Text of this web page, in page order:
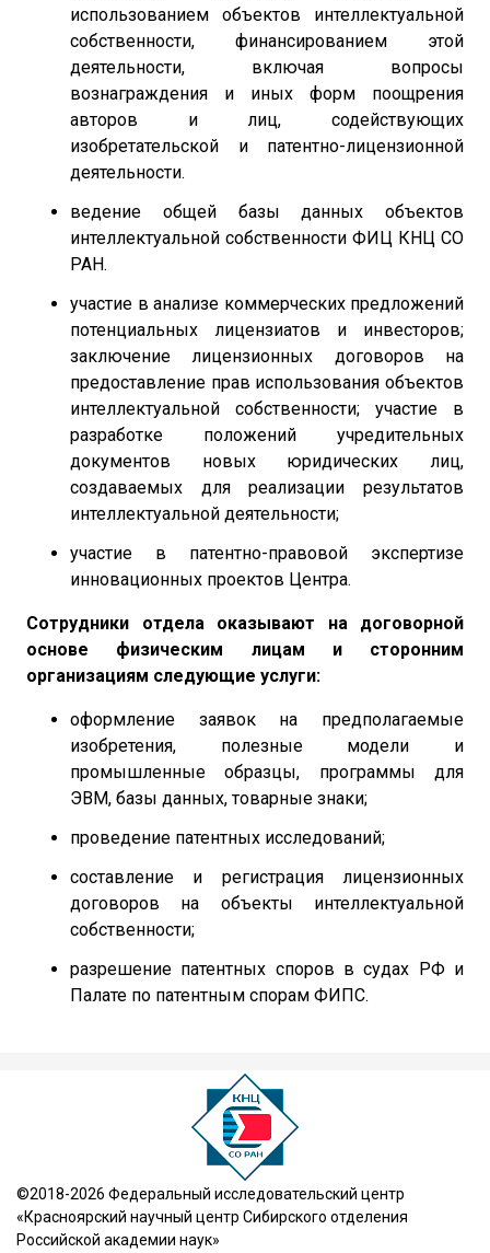
использованием объектов интеллектуальной
собственности, финансированием этой
деятельности, включая вопросы
вознаграждения и иных форм поощрения
авторов и лиц, содействующих
изобретательской и патентно-лицензионной
деятельности.
ведение общей базы данных объектов
интеллектуальной собственности ФИЦ КНЦ СО
РАН.
участие в анализе коммерческих предложений
потенциальных лицензиатов и инвесторов;
заключение лицензионных договоров на
предоставление прав использования объектов
интеллектуальной собственности; участие в
разработке положений учредительных
документов новых юридических лиц,
создаваемых для реализации результатов
интеллектуальной деятельности;
участие в патентно-правовой экспертизе
инновационных проектов Центра.
Сотрудники отдела оказывают на договорной
основе физическим лицам и сторонним
организациям следующие услуги:
оформление заявок на предполагаемые
изобретения, полезные модели и
промышленные образцы, программы для
ЭВМ, базы данных, товарные знаки;
проведение патентных исследований;
составление и регистрация лицензионных
договоров на объекты интеллектуальной
собственности;
разрешение патентных споров в судах РФ и
Палате по патентным спорам ФИПС.
©2018-2026 Федеральный исследовательский центр
«Красноярский научный центр Сибирского отделения
Российской академии наук»